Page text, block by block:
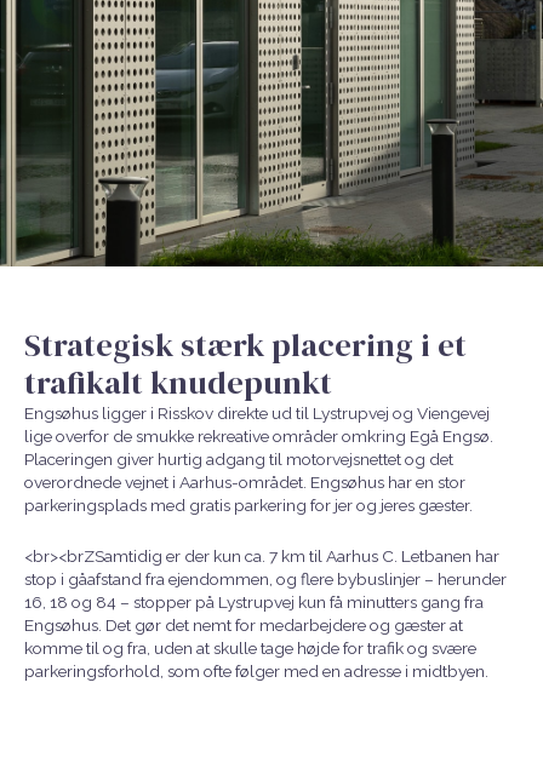
Strategisk stærk placering i et
trafikalt knudepunkt
Engsøhus ligger i Risskov direkte ud til Lystrupvej og Viengevej
lige overfor de smukke rekreative områder omkring Egå Engsø.
Placeringen giver hurtig adgang til motorvejsnettet og det
overordnede vejnet i Aarhus-området. Engsøhus har en stor
parkeringsplads med gratis parkering for jer og jeres gæster.
<br><brZSamtidig er der kun ca. 7 km til Aarhus C. Letbanen har
stop i gåafstand fra ejendommen, og flere bybuslinjer – herunder
16, 18 og 84 – stopper på Lystrupvej kun få minutters gang fra
Engsøhus. Det gør det nemt for medarbejdere og gæster at
komme til og fra, uden at skulle tage højde for trafik og svære
parkeringsforhold, som ofte følger med en adresse i midtbyen.